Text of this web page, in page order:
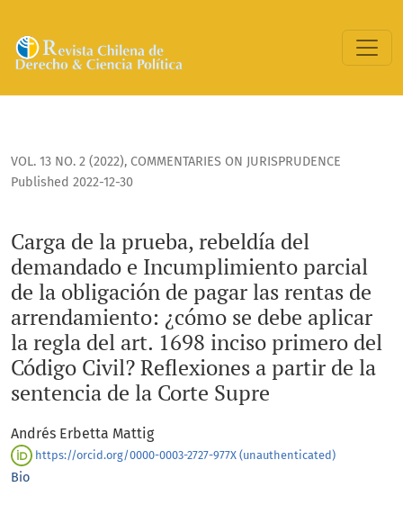
VOL. 13 NO. 2 (2022), COMMENTARIES ON JURISPRUDENCE
Carga de la prueba, rebeldía del
demandado e Incumplimiento parcial
de la obligación de pagar las rentas de
arrendamiento: ¿cómo se debe aplicar
la regla del art. 1698 inciso primero del
Código Civil? Reflexiones a partir de la
sentencia de la Corte Supre
Published 2022-12-30
Andrés Erbetta Mattig
https://orcid.org/0000-0003-2727-977X (unauthenticated)
Bio